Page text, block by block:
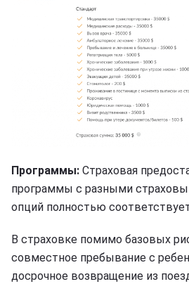
Программы: Страховая
программы с разными
опций полностью
В страховке помимо базовых
совместное пребывание с
досрочное возвращение из